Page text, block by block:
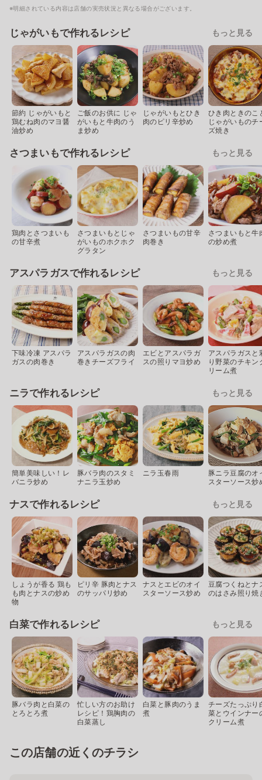
※明細されている内容は店舗の実売状況と異なる場合がございます。
じゃがいもで作れるレシピ もっと見る
節約 じゃがいもと
鶏むね肉のマヨ醤
油炒め
ご飯のお供に じゃ
がいもと牛肉のう
ま炒め
じゃがいもとひき
肉のピリ辛炒め
ひき肉ときのこ
じゃがいものチ
ズ焼き
さつまいもで作れるレシピ もっと見る
鶏肉とさつまいも
の甘辛煮
さつまいもとじゃ
がいものホクホク
グラタン
さつまいもの甘辛
肉巻き
さつまいもと牛
の炒め煮
アスパラガスで作れるレシピ もっと見る
下味冷凍 アスパラ
ガスの肉巻き
アスパラガスの肉
巻きチーズフライ
エビとアスパラガ
スの照りマヨ炒め
アスパラガスと
り野菜のチキン
リーム煮
ニラで作れるレシピ もっと見る
簡単美味しい！レ
バニラ炒め
豚バラ肉のスタミ
ナニラ玉炒め
ニラ玉春雨
豚ニラ豆腐のオ
スターソース炒
ナスで作れるレシピ もっと見る
しょうが香る 鶏も
も肉とナスの炒め
物
ピリ辛 豚肉とナス
のサッパリ炒め
ナスとエビのオイ
スターソース炒め
豆腐つくねとナ
のはさみ照り焼
白菜で作れるレシピ もっと見る
豚バラ肉と白菜の
とろとろ煮
忙しい方のお助け
レシピ！鶏胸肉の
白菜蒸し
白菜と豚肉のうま
煮
チーズたっぷり
菜とウインナー
クリーム煮
この店舗の近くのチラシ